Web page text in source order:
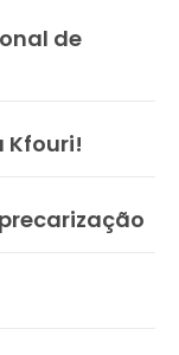
de
Kfouri!